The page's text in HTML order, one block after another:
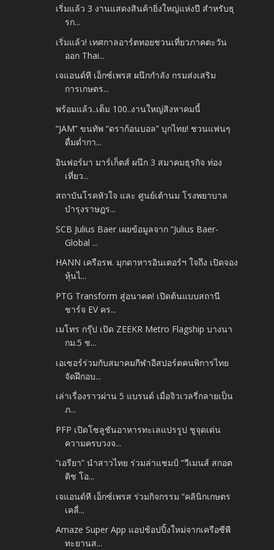
เริ่มแล้ว 3 งานแสดงสินค้ายิ่งใหญ่แห่งปี สำหรับธุ
รก...
เริ่มแล้ว! เทศกาลอาร์ตทอยชวนเที่ยวภาคตะวัน
ออก Thai...
เจแอนด์ที เอ็กซ์เพรส ผนึกกำลัง กรมส่งเสริม
การเกษตร...
พร้อมแล้ว..เต็ม 100..งานใหญ่สิงหาคมนี้
“JAM” ขนทัพ “ดราก้อนบอล” บุกไทย! ชวนแฟนๆ
ดื่มด่ำกา...
อินฟอร์มา มาร์เก็ตส์ ผนึก 3 สมาคมธุรกิจ ท่อง
เที่ยว...
สถาบันโรคหัวใจ และ ศูนย์เต้านม โรงพยาบาล
บำรุงราษฎร...
SCB Julius Baer เผยข้อมูลจาก “Julius Baer-
Global ...
HANN เครือรพ. มุกดาหารอินเตอร์ฯ ใจถึง เปิดจอง
หุ้นไ...
PTG Transform สู่อนาคต! เปิดต้นแบบสถานี
ชาร์จ EV คร...
เมโทร กรุ๊ป เปิด ZEEKR Metro Flagship บางนา
กม.5 ช...
เอเซอร์ร่วมกับสมาคมกีฬาอีสปอร์ตคนพิการไทย
จัดฝึกอบ...
เล่าเรื่องราวผ่าน 5 แบรนด์ เมื่อจิวเวลรี่กลายเป็น
ภ...
PFP เปิดโซลูชันอาหารทะเลแปรรูป ชูจุดเด่น
ความครบวงจ...
“เอรียา” นำสาวไทย ร่วมล่าแชมป์ “วีเมนส์ สกอต
ติช โอ...
เจแอนด์ที เอ็กซ์เพรส ร่วมกิจกรรม “คลินิกเกษตร
เคลื่...
Amaze Super App แอปช้อปปิ้งใหม่จากเครือซีพี
ทะยานส...